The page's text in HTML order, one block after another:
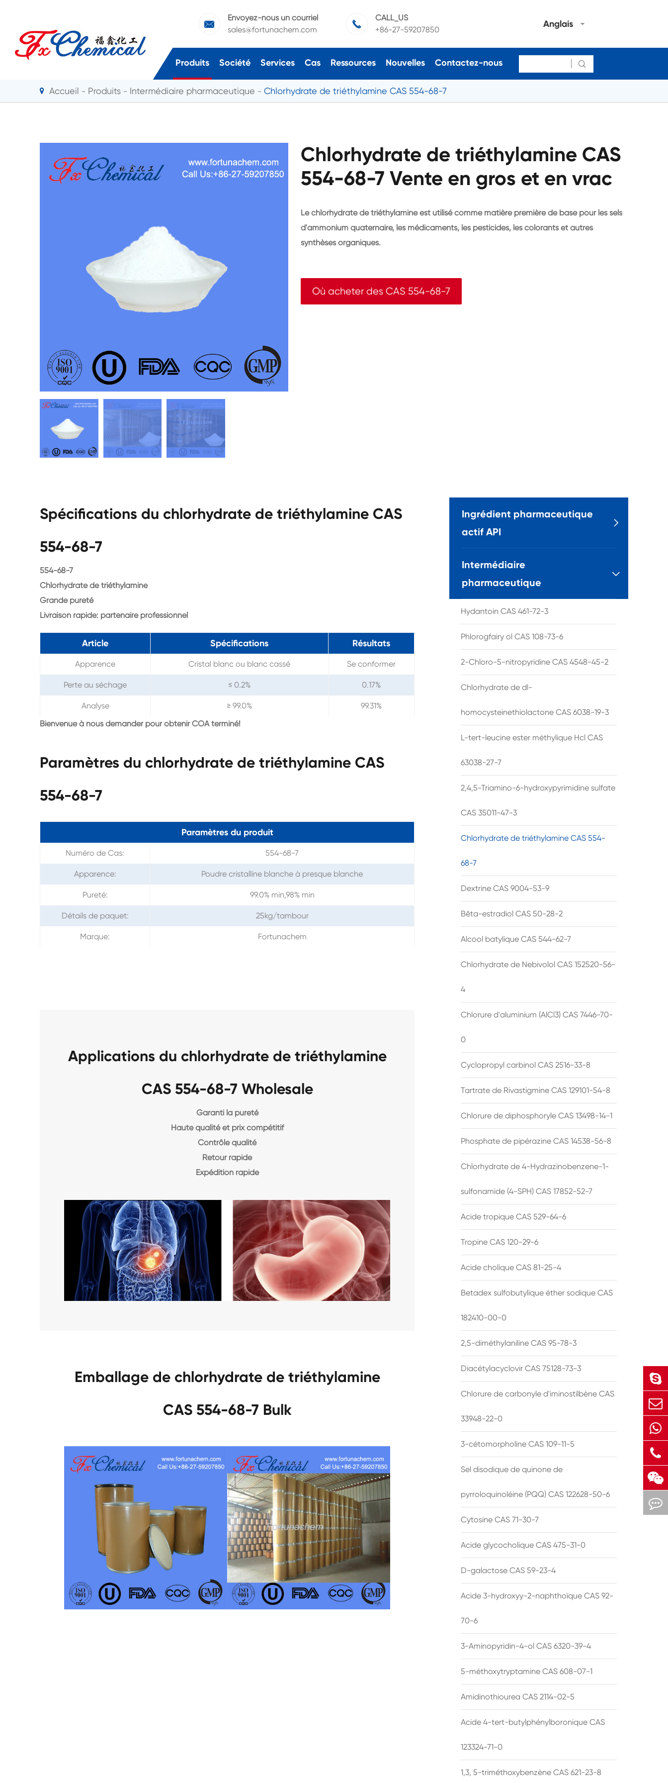

Envoyez-nous un courriel
sales@fortunachem.com

CALL_US
+86-27-59207850
Anglais
Produits Société Services Cas Ressources Nouvelles Contactez-nous 
Accueil Produits Intermédiaire pharmaceutique Chlorhydrate de triéthylamine CAS 554-68-7
Chlorhydrate de triéthylamine CAS
554-68-7 Vente en gros et en vrac
Le chlorhydrate de triéthylamine est utilisé comme matière première de base pour les sels
d'ammonium quaternaire, les médicaments, les pesticides, les colorants et autres
synthèses organiques.
Où acheter des CAS 554-68-7
Spécifications du chlorhydrate de triéthylamine CAS
554-68-7
554-68-7
Chlorhydrate de triéthylamine
Grande pureté
Livraison rapide: partenaire professionnel
Article Spécifications Résultats
Apparence Cristal blanc ou blanc cassé Se conformer
Perte au séchage ≤ 0.2% 0.17%
Analyse ≥ 99.0%
99.31%
Bienvenue à nous demander pour obtenir COA terminé!
Paramètres du chlorhydrate de triéthylamine CAS
554-68-7
Paramètres du produit
Numéro de Cas: 554-68-7
Apparence: Poudre cristalline blanche à presque blanche
Pureté: 99.0% min,98% min
Détails de paquet: 25kg/tambour
Marque: Fortunachem
Applications du chlorhydrate de triéthylamine
CAS 554-68-7 Wholesale
Garanti la pureté
Haute qualité et prix compétitif
Contrôle qualité
Retour rapide
Expédition rapide
Emballage de chlorhydrate de triéthylamine
CAS 554-68-7 Bulk
Ingrédient pharmaceutique
actif API

Intermédiaire
pharmaceutique

Hydantoin CAS 461-72-3
Phlorogfairy ol CAS 108-73-6
2-Chloro-5-nitropyridine CAS 4548-45-2
Chlorhydrate de dl-
homocysteinethiolactone CAS 6038-19-3
L-tert-leucine ester méthylique Hcl CAS
63038-27-7
2,4,5-Triamino-6-hydroxypyrimidine sulfate
CAS 35011-47-3
Chlorhydrate de triéthylamine CAS 554-
68-7
Dextrine CAS 9004-53-9
Bêta-estradiol CAS 50-28-2
Alcool batylique CAS 544-62-7
Chlorhydrate de Nebivolol CAS 152520-56-
4
Chlorure d'aluminium (AlCl3) CAS 7446-70-
0
Cyclopropyl carbinol CAS 2516-33-8
Tartrate de Rivastigmine CAS 129101-54-8
Chlorure de diphosphoryle CAS 13498-14-1
Phosphate de pipérazine CAS 14538-56-8
Chlorhydrate de 4-Hydrazinobenzene-1-
sulfonamide (4-SPH) CAS 17852-52-7
Acide tropique CAS 529-64-6
Tropine CAS 120-29-6
Acide cholique CAS 81-25-4
Betadex sulfobutylique éther sodique CAS
182410-00-0
2,5-diméthylaniline CAS 95-78-3
Diacétylacyclovir CAS 75128-73-3
Chlorure de carbonyle d'iminostilbène CAS
33948-22-0
3-cétomorpholine CAS 109-11-5
Sel disodique de quinone de
pyrroloquinoléine (PQQ) CAS 122628-50-6
Cytosine CAS 71-30-7
Acide glycocholique CAS 475-31-0
D-galactose CAS 59-23-4
Acide 3-hydroxyy-2-naphthoïque CAS 92-
70-6
3-Aminopyridin-4-ol CAS 6320-39-4
5-méthoxytryptamine CAS 608-07-1
Amidinothiourea CAS 2114-02-5
Acide 4-tert-butylphénylboronique CAS
123324-71-0
1,3, 5-triméthoxybenzène CAS 621-23-8